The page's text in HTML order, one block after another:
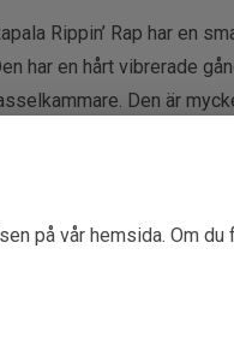
på vår hemsida. Om du
Rippin’ Rap har en
har en hårt vibrerade
Den är
nosen.